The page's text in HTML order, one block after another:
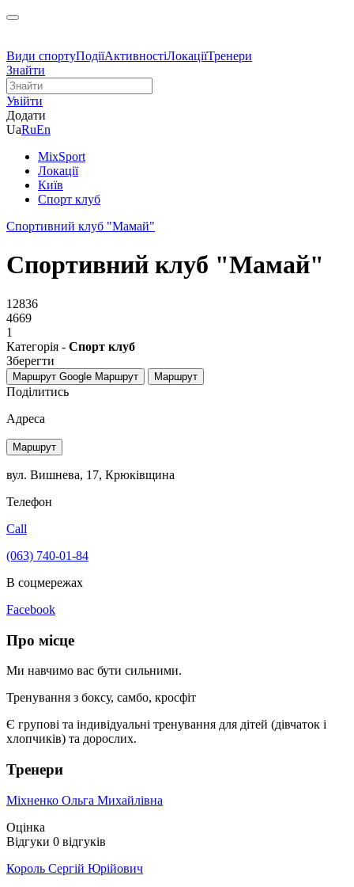
Види спортуПодіїАктивностіЛокаціїТренери
Знайти
Увійти
Додати
UaRuEn
MixSport
Локації
Київ
Спорт клуб
Спортивний клуб "Мамай"
Спортивний клуб "Мамай"
12836
4669
1
Категорія - Спорт клуб
Зберегти
Маршрут Google Маршрут Маршрут
Поділитись
Адреса
Маршрут
вул. Вишнева, 17, Крюківщина
Телефон
Call
(063) 740-01-84
В соцмережах
Facebook
Про місце
Ми навчимо вас бути сильними.
Тренування з боксу, самбо, кросфіт
Є групові та індивідуальні тренування для дітей (дівчаток і
хлопчиків) та дорослих.
Тренери
Міхненко Ольга Михайлівна
Оцінка
Відгуки 0 відгуків
Король Сергій Юрійович